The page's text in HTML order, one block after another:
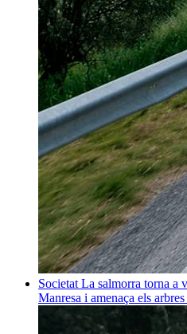
Societat La salmorra torna a
Manresa i amenaça els